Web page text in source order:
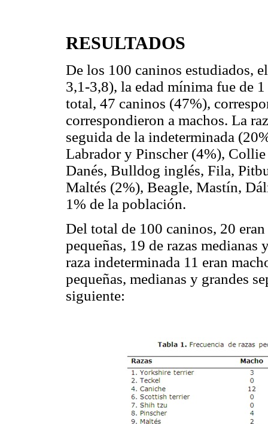
RESULTADOS
De los 100 caninos estudiados,
3,1-3,8), la edad mínima fue de
total, 47 caninos (47%),
correspondieron a machos. La
seguida de la indeterminada
Labrador y Pinscher (4%),
Danés, Bulldog inglés, Fila,
Maltés (2%), Beagle, Mastín,
1% de la población.
Del total de 100 caninos, 20
pequeñas, 19 de razas medianas
raza indeterminada 11 eran
pequeñas, medianas y grandes
siguiente: